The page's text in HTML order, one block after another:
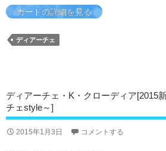
カードの詳細を見る
ディアーチェ
ディアーチェ・K・クローディア[2015
チェstyle～]
2015年1月3日 コメントする